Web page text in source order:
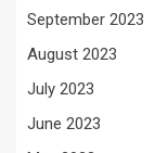
September 2023
August 2023
July 2023
June 2023